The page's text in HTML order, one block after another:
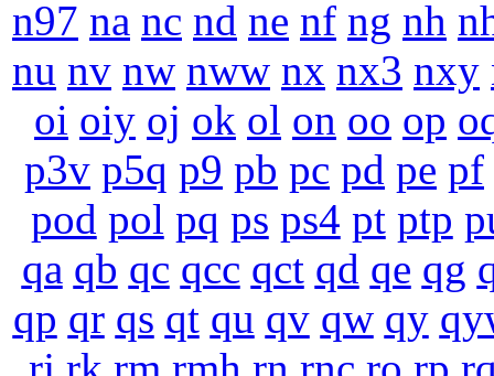
n97 na nc nd ne nf ng nh
nu nv nw nww nx nx3 nxy
oi oiy oj ok ol on oo op
p3v p5q p9 pb pc pd pe pf
pod pol pq ps ps4 pt ptp
qa qb qc qcc qct qd qe qg
qp qr qs qt qu qv qw qy